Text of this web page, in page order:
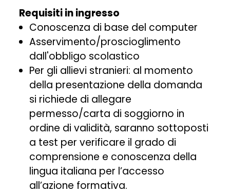
Requisiti in ingresso
Conoscenza di base del computer
Asservimento/proscioglimento
dall'obbligo scolastico
Per gli allievi stranieri: al momento
della presentazione della domanda
si richiede di allegare
permesso/carta di soggiorno in
ordine di validità, saranno sottoposti
a test per verificare il grado di
comprensione e conoscenza della
lingua italiana per l’accesso
all’azione formativa.